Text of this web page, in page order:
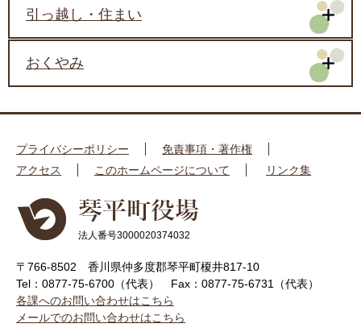
引っ越し・住まい
おくやみ
プライバシーポリシー
免責事項・著作権
アクセス
このホームページについて リンク集
法人番号3000020374032
〒766-8502 香川県仲多度郡琴平町榎井817-10
Tel：0877-75-6700（代表）
Fax：0877-75-6731（代表）
各課へのお問い合わせはこちら
メールでのお問い合わせはこちら